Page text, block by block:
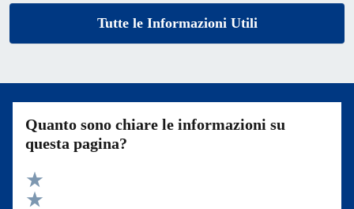
Tutte le Informazioni Utili
Quanto sono chiare le informazioni su
questa pagina?
Valuta 5 stelle su 5